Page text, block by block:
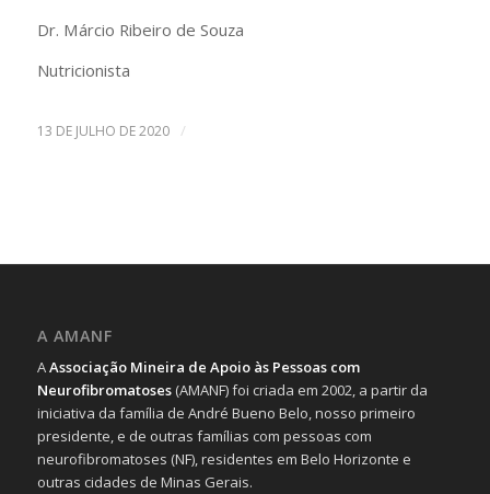
Dr. Márcio Ribeiro de Souza
Nutricionista
13 DE JULHO DE 2020 /
A AMANF
AAssociação Mineira de Apoio às Pessoas com
Neurofibromatoses(AMANF) foi criada em 2002, a partir da
iniciativa da família de André Bueno Belo, nosso primeiro
presidente, e de outras famílias com pessoas com
neurofibromatoses (NF), residentes em Belo Horizonte e
outras cidades de Minas Gerais.